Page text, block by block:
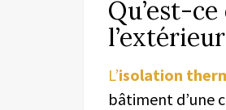
Qu’est-
L’isolation
bâtiment d’une